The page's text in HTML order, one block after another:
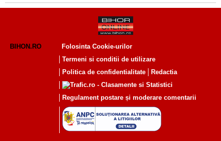
BIHON.RO
Folosinta Cookie-urilor
Termeni si conditii de utilizare
Politica de confidentialitate
Redactia
Regulament postare și moderare comentarii